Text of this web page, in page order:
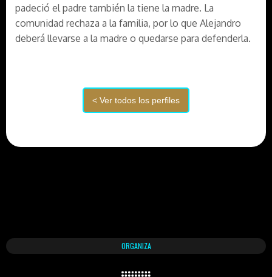
padeció el padre también la tiene la madre. La
comunidad rechaza a la familia, por lo que Alejandro
deberá llevarse a la madre o quedarse para defenderla.
ORGANIZA